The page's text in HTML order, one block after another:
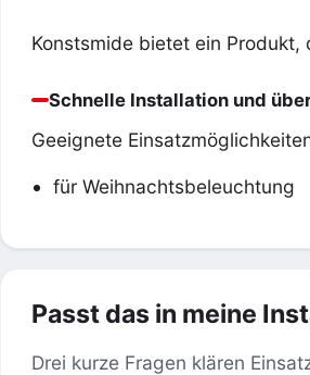
Konstsmide bietet ein
Schnelle Installation und
Geeignete
für Weihnachtsbeleuchtung
Passt das in meine
Drei kurze Fragen klären